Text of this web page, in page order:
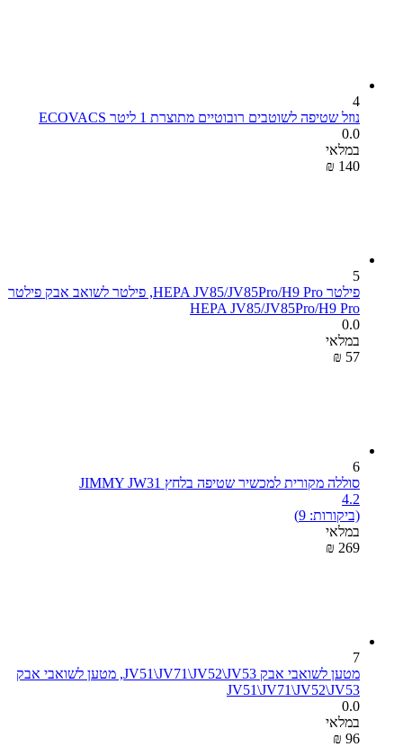
4
נוזל שטיפה לשוטבים רובוטיים מתוצרת 1 ליטר ECOVACS
0.0
במלאי
₪ ‍140‍
5
פילטר HEPA JV85/JV85Pro/H9 Pro, פילטר לשואב אבק פילטר
HEPA JV85/JV85Pro/H9 Pro
0.0
במלאי
₪ ‍57‍
6
סוללה מקורית למכשיר שטיפה בלחץ JIMMY JW31
4.2
(ביקורות: 9)
במלאי
₪ ‍269‍
7
מטען לשואבי אבק JV51\JV71\JV52\JV53, מטען לשואבי אבק
JV51\JV71\JV52\JV53
0.0
במלאי
₪ ‍96‍